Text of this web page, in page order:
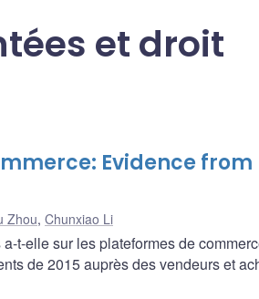
et droit
Evidence from
Zhou, Chunxiao Li
t-elle sur les plateformes de
de 2015 auprès des vendeurs et